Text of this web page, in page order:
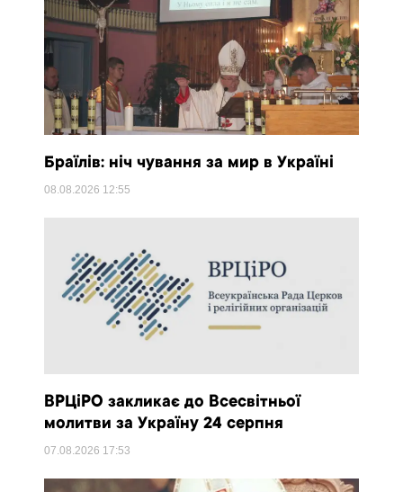
Браїлів: ніч чування за мир в Україні
08.08.2026 12:55
ВРЦіРО закликає до Всесвітньої
молитви за Україну 24 серпня
07.08.2026 17:53